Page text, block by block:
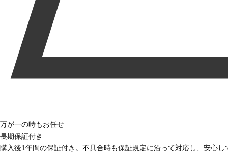
万が一の時もお任せ
長期保証付き
購入後1年間の保証付き。不具合時も保証規定に沿って対応し、安心